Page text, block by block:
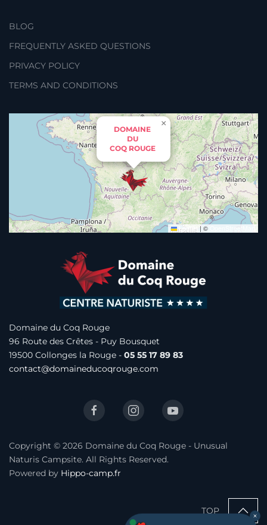
BLOG
FREQUENTLY ASKED QUESTIONS
PRIVACY POLICY
TERMS AND CONDITIONS
DOMAINE
DU
COQ ROUGE
×
Leaflet | ©
Domaine du Coq Rouge
96 Route des Crêtes - Puy Bousquet
19500 Collonges la Rouge - 05 55 17 89 83
contact@domaineducoqrouge.com
Copyright © 2026 Domaine du Coq Rouge - Unusual
Naturis Campsite. All Rights Reserved.
Powered by Hippo-camp.fr
TOP